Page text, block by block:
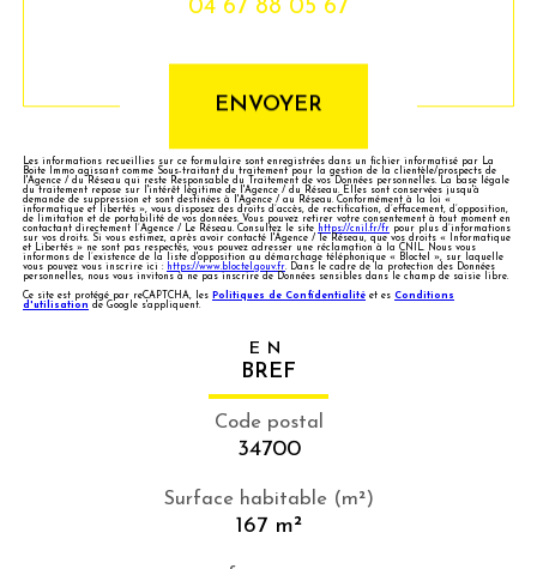
04 67 88 05 67
ENVOYER
Les informations recueillies sur ce formulaire sont enregistrées dans un fichier informatisé par La
Boite Immo agissant comme Sous-traitant du traitement pour la gestion de la clientèle/prospects de
l'Agence / du Réseau qui reste Responsable du Traitement de vos Données personnelles. La base légale
du traitement repose sur l'intérêt légitime de l'Agence / du Réseau. Elles sont conservées jusqu'à
demande de suppression et sont destinées à l'Agence / au Réseau. Conformément à la loi «
informatique et libertés », vous disposez des droits d’accès, de rectification, d’effacement, d’opposition,
de limitation et de portabilité de vos données. Vous pouvez retirer votre consentement à tout moment en
contactant directement l’Agence / Le Réseau. Consultez le site
https://cnil.fr/fr pour plus d’informations
sur vos droits. Si vous estimez, après avoir contacté l'Agence / le Réseau, que vos droits « Informatique
et Libertés » ne sont pas respectés, vous pouvez adresser une réclamation à la CNIL. Nous vous
informons de l’existence de la liste d'opposition au démarchage téléphonique « Bloctel », sur laquelle
vous pouvez vous inscrire ici :
https://www.bloctel.gouv.fr . Dans le cadre de la protection des Données
personnelles, nous vous invitons à ne pas inscrire de Données sensibles dans le champ de saisie libre.
Ce site est protégé par reCAPTCHA, les
Politiques de Confidentialité et es Conditions
d'utilisation de Google s'appliquent.
EN
BREF
Code postal
34700
Surface habitable (m²)
167 m²